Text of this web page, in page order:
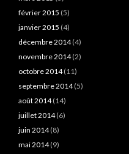
février 2015 (5)
janvier 2015 (4)
décembre 2014(4)
novembre 2014(2)
octobre 2014(11)
septembre 2014(5)
août 2014(14)
juillet 2014(6)
juin 2014(8)
mai 2014(9)